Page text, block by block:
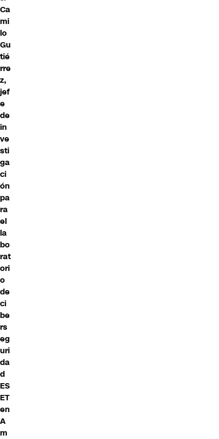
Ca
mi
lo
Gu
tié
rre
z,
jef
e
de
in
ve
sti
ga
ci
ón
pa
ra
el
la
bo
rat
ori
o
de
ci
be
rs
eg
uri
da
d
ES
ET
en
A
m